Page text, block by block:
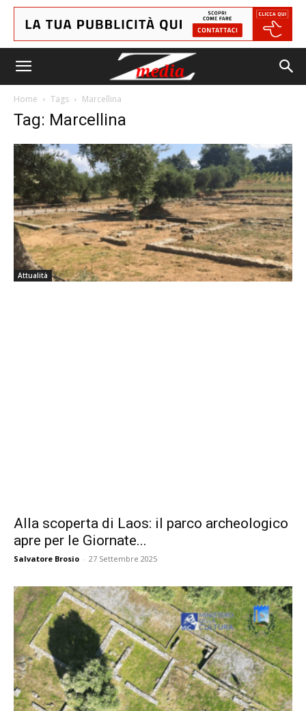
Home Tags Marcellina
Tag: Marcellina
Attualità
Alla scoperta di Laos: il parco archeologico
apre per le Giornate...
Salvatore Brosio - 27 Settembre 2025